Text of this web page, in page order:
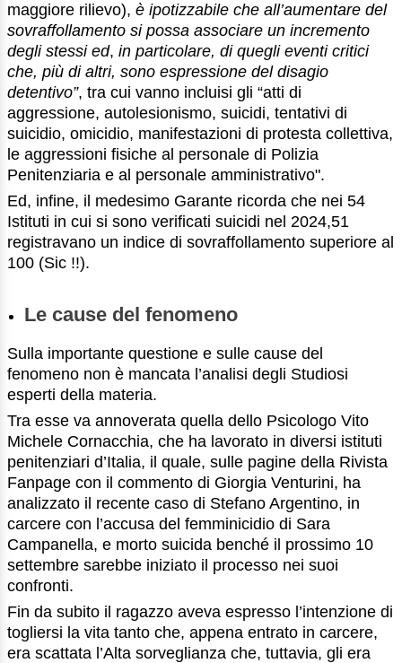
maggiore rilievo), è ipotizzabile che all’aumentare del
sovraffollamento si possa associare un incremento
degli stessi ed, in particolare, di quegli eventi critici
che, più di altri, sono espressione del disagio
detentivo”, tra cui vanno incluisi gli “atti di
aggressione, autolesionismo, suicidi, tentativi di
suicidio, omicidio, manifestazioni di protesta collettiva,
le aggressioni fisiche al personale di Polizia
Penitenziaria e al personale amministrativo".
Ed, infine, il medesimo Garante ricorda che nei 54
Istituti in cui si sono verificati suicidi nel 2024,51
registravano un indice di sovraffollamento superiore al
100 (Sic !!).
Le cause del fenomeno
Sulla importante questione e sulle cause del
fenomeno non è mancata l’analisi degli Studiosi
esperti della materia.
Tra esse va annoverata quella dello Psicologo Vito
Michele Cornacchia, che ha lavorato in diversi istituti
penitenziari d’Italia, il quale, sulle pagine della Rivista
Fanpage con il commento di Giorgia Venturini, ha
analizzato il recente caso di Stefano Argentino, in
carcere con l’accusa del femminicidio di Sara
Campanella, e morto suicida benché il prossimo 10
settembre sarebbe iniziato il processo nei suoi
confronti.
Fin da subito il ragazzo aveva espresso l’intenzione di
togliersi la vita tanto che, appena entrato in carcere,
era scattata l’Alta sorveglianza che, tuttavia, gli era